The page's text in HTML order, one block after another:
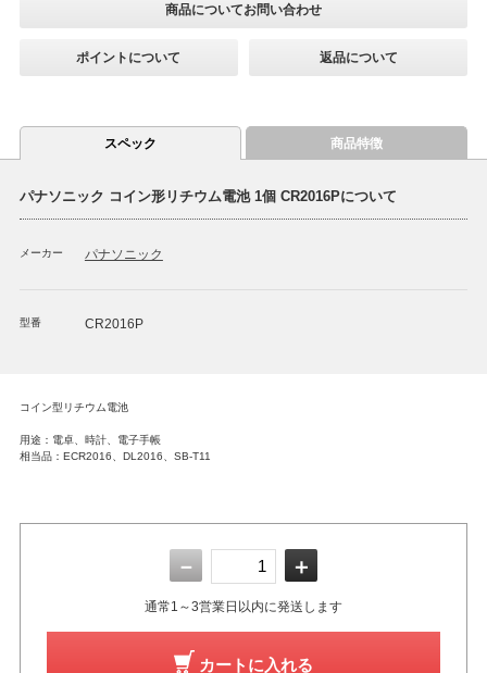
商品についてお問い合わせ
ポイントについて 返品について
スペック 商品特徴
パナソニック コイン形リチウム電池 1個 CR2016Pについて
メーカー パナソニック
型番 CR2016P
コイン型リチウム電池
用途：電卓、時計、電子手帳
相当品：ECR2016、DL2016、SB-T11
－ ＋
通常1～3営業日以内に発送します
カートに入れる